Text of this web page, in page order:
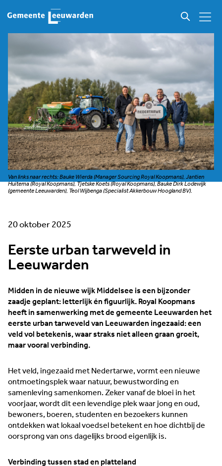
Van links naar rechts: Bauke Wierda (Manager Sourcing Royal Koopmans), Jantien
Huitema (Royal Koopmans), Tjetske Koets (Royal Koopmans), Bauke Dirk Lodewijk
(gemeente Leeuwarden), Teol Wijbenga (Specialist Akkerbouw Hoogland BV).
20 oktober 2025
Eerste urban tarweveld in
Leeuwarden
Midden in de nieuwe wijk Middelsee is een bijzonder
zaadje geplant: letterlijk én figuurlijk. Royal Koopmans
heeft in samenwerking met de gemeente Leeuwarden het
eerste urban tarweveld van Leeuwarden ingezaaid: een
veld vol betekenis, waar straks niet alleen graan groeit,
maar vooral verbinding.
Het veld, ingezaaid met Nedertarwe, vormt een nieuwe
ontmoetingsplek waar natuur, bewustwording en
samenleving samenkomen. Zeker vanaf de bloei in het
voorjaar, wordt dit een levendige plek waar jong en oud,
bewoners, boeren, studenten en bezoekers kunnen
ontdekken wat lokaal voedsel betekent en hoe dichtbij de
oorsprong van ons dagelijks brood eigenlijk is.
Verbinding tussen stad en platteland